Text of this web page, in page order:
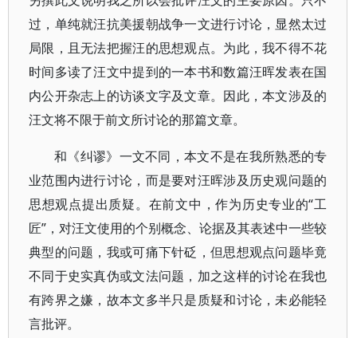
过，单纯就汪抗美援朝战争一文进行讨论，显然太过
局限，且无法把握汪的思想观点。为此，我不得不花
时间多读了汪文中提到的一本书和数篇汪晖发表在国
内公开杂志上的访谈文字及文章。因此，本文涉及的
汪文将不限于前文所讨论的那篇文章。
和《纠谬》一文不同，本文不是在我所熟悉的专
业范围内进行讨论，而是要对汪晖涉及历史观问题的
思想观点提出质疑。在前文中，作为历史专业的“工
匠”，对汪文使用的个别概念、论据及其表述中一些较
典型的问题，我或可痛下针砭，但思想观点问题毕竟
不同于史实真伪或文法问题，加之这样的讨论在我也
有跨界之嫌，故本文多半只是质疑和讨论，未必能轻
言批评。